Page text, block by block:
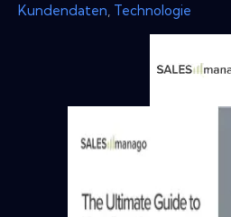
Kundendaten Technologie